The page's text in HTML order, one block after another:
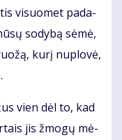
vi­suo­met pa­da­
so­dy­bą sė­mė,
ku­rį nu­plo­vė,
vien dėl to, kad
jis žmo­gų mė­